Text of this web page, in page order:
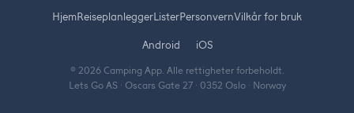
HjemReiseplanleggerListerPersonvernVilkår for bruk
Android iOS
© 2026 Camping App. Alle rettigheter forbeholdt.
Lets Go AS · Oscars Gate 27 · 0352 Oslo · Norway